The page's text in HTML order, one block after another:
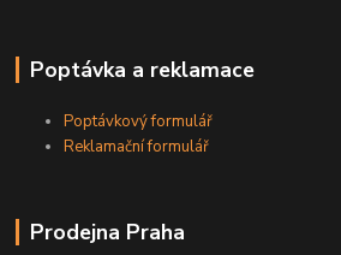
Poptávka a reklamace
Poptávkový formulář
Reklamační formulář
Prodejna Praha